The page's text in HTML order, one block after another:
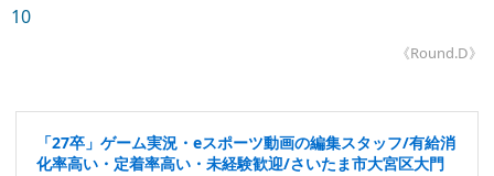
10
《Round.D》
「27卒」ゲーム実況・eスポーツ動画の編集スタッフ/有給消
化率高い・定着率高い・未経験歓迎/さいたま市大宮区大門